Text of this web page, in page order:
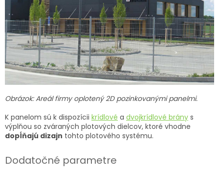
Obrázok: Areál firmy oplotený 2D pozinkovanými panelmi.
K panelom sú k dispozícii krídlové a dvojkrídlové brány s
výplňou so zváraných plotových dielcov, ktoré vhodne
dopĺňajú dizajn tohto plotového systému.
Dodatočné parametre